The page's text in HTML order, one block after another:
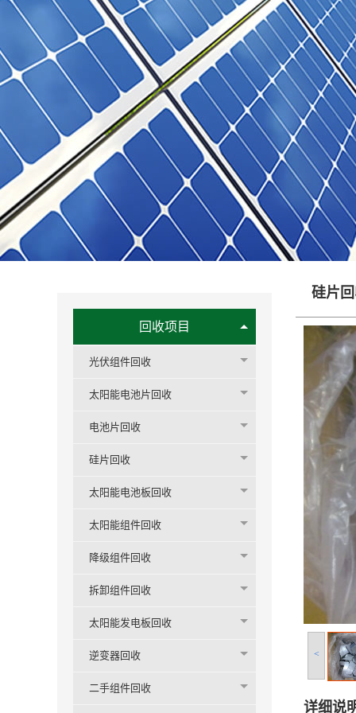
回收项目
光伏组件回收
太阳能电池片回收
电池片回收
硅片回收
太阳能电池板回收
太阳能组件回收
降级组件回收
拆卸组件回收
太阳能发电板回收
逆变器回收
二手组件回收
硅片
<
详细说